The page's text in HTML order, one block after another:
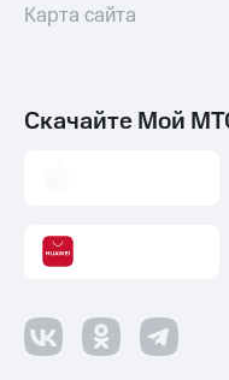
Карта сайта
Скачайте Мой